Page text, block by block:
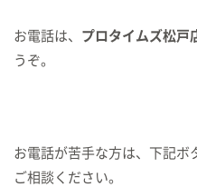
お電話は、 プロタイムズ松戸
うぞ。
お電話が苦手な方は、下記ボ
ご相談ください。